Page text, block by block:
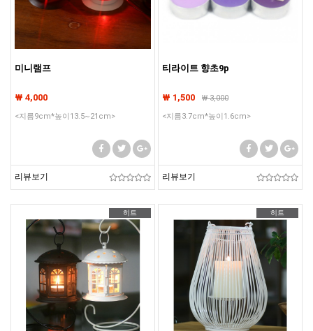
미니램프
₩ 4,000
<지름9cm*높이13.5~21cm>
리뷰보기
티라이트 향초9p
₩ 1,500 ₩3,000
<지름3.7cm*높이1.6cm>
리뷰보기
히트 히트